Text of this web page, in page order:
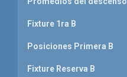
Fixture 1ra B
Posiciones Primera B
Fixture Reserva B